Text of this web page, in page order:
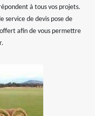
à tous vos projets.
service de devis pose de
afin de vous permettre